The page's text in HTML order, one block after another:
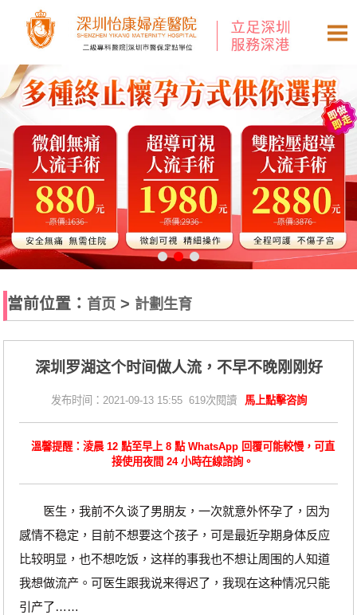
當前位置： 首页 > 計劃生育
深圳罗湖这个时间做人流，不早不晚刚刚好
发布时间：2021-09-13 15:55 619次閱讀 馬上點擊咨詢
溫馨提醒：淩晨 12 點至早上 8 點 WhatsApp 回覆可能較慢，可直
接使用夜間 24 小時在線諮詢。
医生，我前不久谈了男朋友，一次就意外怀孕了，因为
感情不稳定，目前不想要这个孩子，可是最近孕期身体反应
比较明显，也不想吃饭，这样的事我也不想让周围的人知道
我想做流产。可医生跟我说来得迟了，我现在这种情况只能
引产了……